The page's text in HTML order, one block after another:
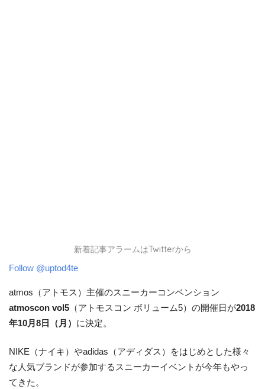
新着記事アラームはTwitterから
Follow @uptod4te
atmos（アトモス）主催のスニーカーコンベンション
atmoscon vol5 （アトモスコン ボリューム5）の開催日が2018
年10月8日（月） に決定。
NIKE（ナイキ）やadidas（アディダス）をはじめとした様々
な人気ブランドが参加するスニーカーイベントが今年もやっ
てきた。